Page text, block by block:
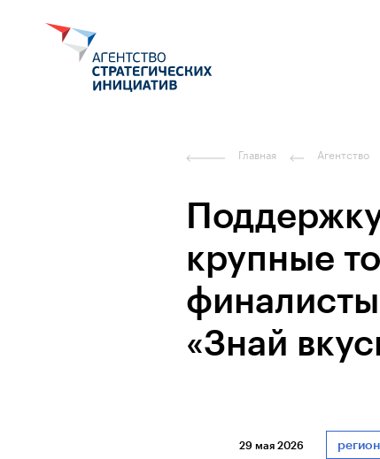
Главная Агентство
крупные
«Знай
29 мая 2026